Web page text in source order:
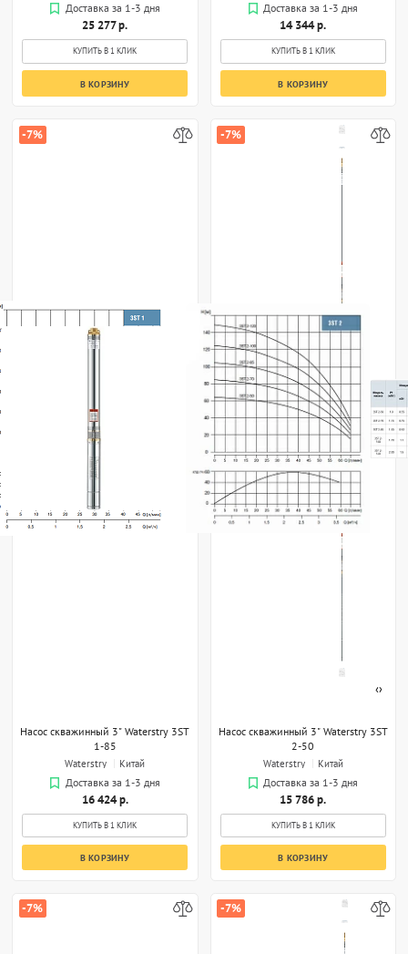
Доставка за 1-3 дня
25 277 р.
КУПИТЬ В 1 КЛИК
В КОРЗИНУ
Доставка за 1-3 дня
14 344 р.
КУПИТЬ В 1 КЛИК
В КОРЗИНУ
-7%
‹›
Насос скважинный 3" Waterstry 3ST
1-85
Waterstry
Китай
Доставка за 1-3 дня
16 424 р.
КУПИТЬ В 1 КЛИК
В КОРЗИНУ
-7%
Насос скважинный 3" Waterstry 3ST
2-50
Waterstry
Китай
Доставка за 1-3 дня
15 786 р.
КУПИТЬ В 1 КЛИК
В КОРЗИНУ
-7% -7%